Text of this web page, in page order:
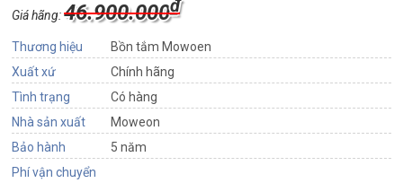
Giá hãng:46.900.000₫
Thương hiệu
Bồn tắm Mowoen
Xuất xứ
Chính hãng
Tình trạng
Có hàng
Nhà sản xuất
Moweon
Bảo hành
5 năm
Phí vận chuyển